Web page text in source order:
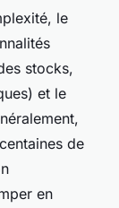
le
stocks,
et le
de
en